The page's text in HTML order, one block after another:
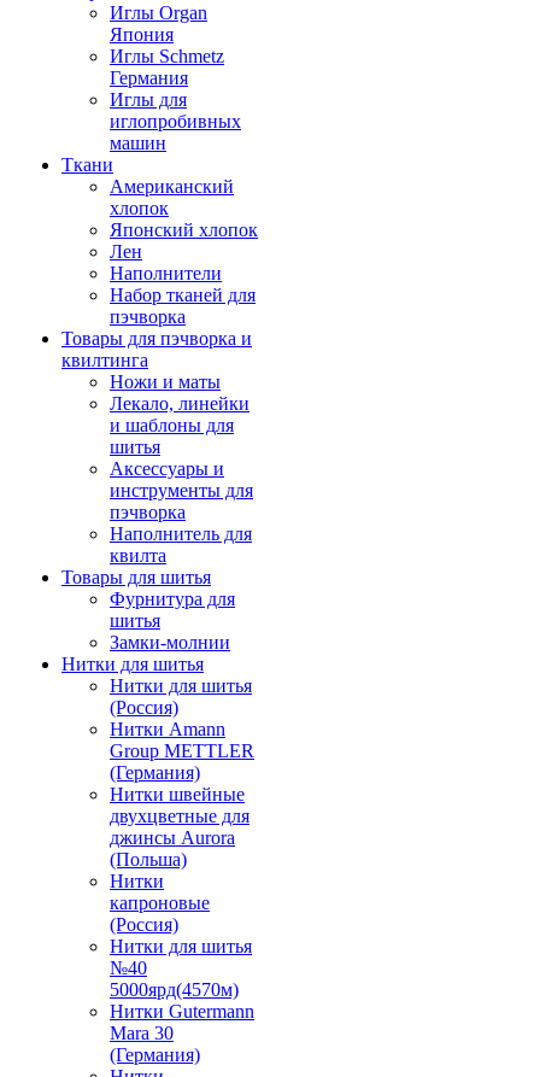
Иглы Organ
Япония
Иглы Schmetz
Германия
Иглы для
иглопробивных
машин
Ткани
Американский
хлопок
Японский хлопок
Лен
Наполнители
Набор тканей для
пэчворка
Товары для пэчворка и
квилтинга
Ножи и маты
Лекало, линейки
и шаблоны для
шитья
Аксессуары и
инструменты для
пэчворка
Наполнитель для
квилта
Товары для шитья
Фурнитура для
шитья
Замки-молнии
Нитки для шитья
Нитки для шитья
(Россия)
Нитки Amann
Group METTLER
(Германия)
Нитки швейные
двухцветные для
джинсы Aurora
(Польша)
Нитки
капроновые
(Россия)
Нитки для шитья
№40
5000ярд(4570м)
Нитки Gutermann
Mara 30
(Германия)